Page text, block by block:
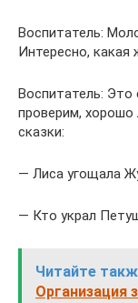
Воспитатель:
Интересно,
Воспитатель: Это
проверим, хорошо
сказки:
— Лиса угощала
— Кто украл
Читайте
Организация